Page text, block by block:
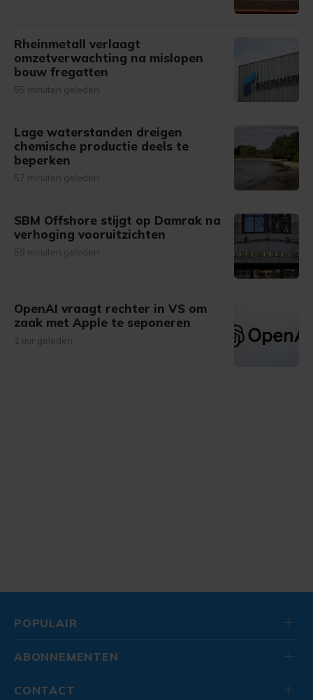
Rheinmetall verlaagt
omzetverwachting na mislopen
bouw fregatten
55 minuten geleden
Lage waterstanden dreigen
chemische productie deels te
beperken
57 minuten geleden
SBM Offshore stijgt op Damrak na
verhoging vooruitzichten
59 minuten geleden
OpenAI vraagt rechter in VS om
zaak met Apple te seponeren
1 uur geleden
POPULAIR
ABONNEMENTEN
CONTACT